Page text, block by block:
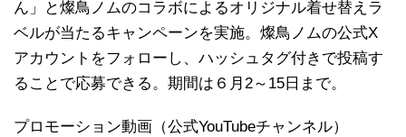
ん」と燦鳥ノムのコラボによるオリジナル着せ替えラ
ベルが当たるキャンペーンを実施。燦鳥ノムの公式X
アカウントをフォローし、ハッシュタグ付きで投稿す
ることで応募できる。期間は６月2～15日まで。
プロモーション動画（公式YouTubeチャンネル）